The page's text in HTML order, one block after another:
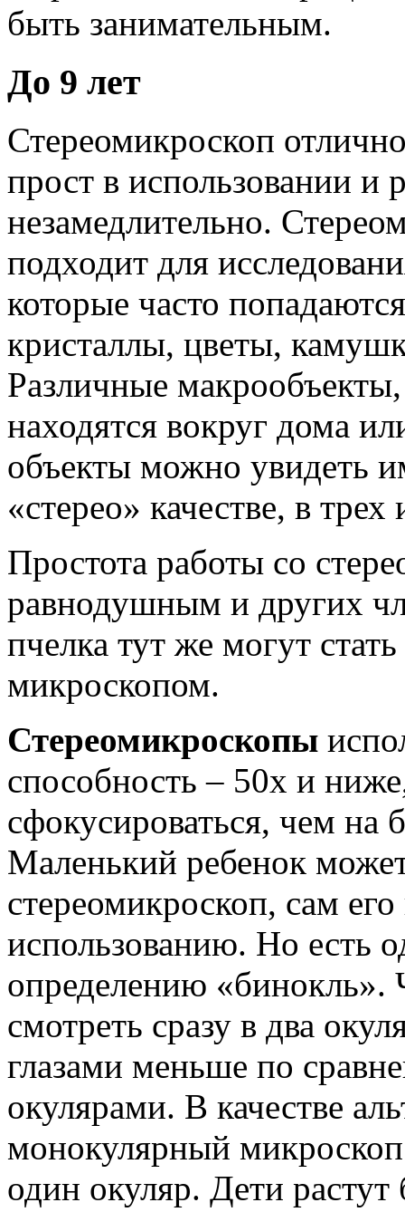
быть занимательным.
До 9 лет
Стереомикроскоп
прост в использовании и
незамедлительно.
подходит для
которые часто
кристаллы, цветы,
Различные
находятся вокруг дома
объекты можно увидеть
«стерео» качестве, в
Простота работы со
равнодушным и других
пчелка тут же могут
микроскопом.
Стереомикроскопы
способность – 50х и
сфокусироваться, чем на
Маленький ребенок
стереомикроскоп, сам его
использованию. Но есть
определению «бинокль».
смотреть сразу в два
глазами меньше по
окулярами. В качестве
монокулярный
один окуляр. Дети